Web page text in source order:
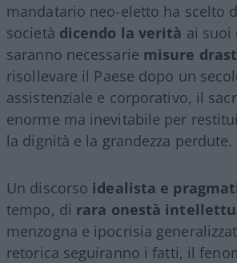
mandatario neo-eletto ha scelto
società dicendo la verità ai suoi
saranno necessarie misure
risollevare il Paese dopo un
assistenziale e corporativo, il
enorme ma inevitabile per
la dignità e la grandezza perdute.
Un discorso idealista e
tempo, di rara onestà
menzogna e ipocrisia
retorica seguiranno i fatti, il